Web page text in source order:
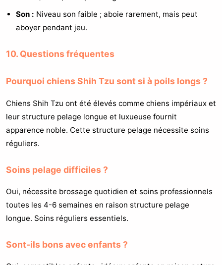
Son : Niveau son faible ; aboie rarement, mais peut
aboyer pendant jeu.
10. Questions fréquentes
Pourquoi chiens Shih Tzu sont si à poils longs ?
Chiens Shih Tzu ont été élevés comme chiens impériaux et
leur structure pelage longue et luxueuse fournit
apparence noble. Cette structure pelage nécessite soins
réguliers.
Soins pelage difficiles ?
Oui, nécessite brossage quotidien et soins professionnels
toutes les 4-6 semaines en raison structure pelage
longue. Soins réguliers essentiels.
Sont-ils bons avec enfants ?